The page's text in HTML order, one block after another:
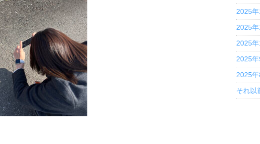
2025
2025
2025
2025
2025
それ以